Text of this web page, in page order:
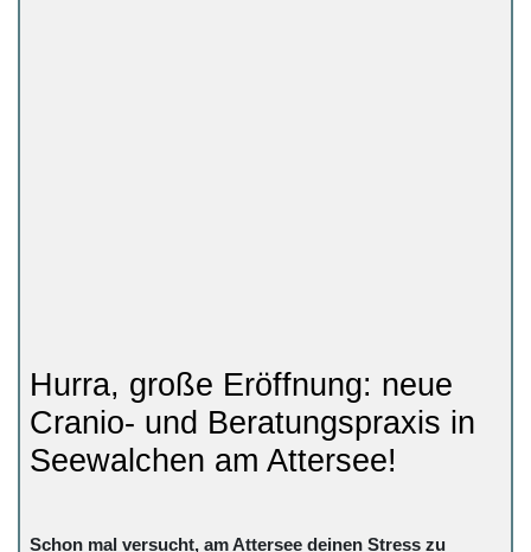
Hurra, große Eröffnung: neue
Cranio- und Beratungspraxis in
Seewalchen am Attersee!
Schon mal versucht, am Attersee deinen Stress zu